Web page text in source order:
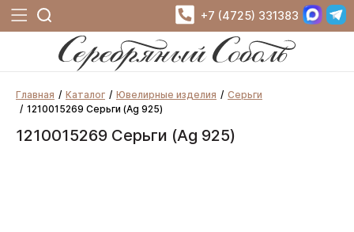
+7 (4725) 331383
Главная Каталог Ювелирные изделия
Серьги
1210015269 Серьги (Ag 925)
1210015269 Серьги (Ag 925)